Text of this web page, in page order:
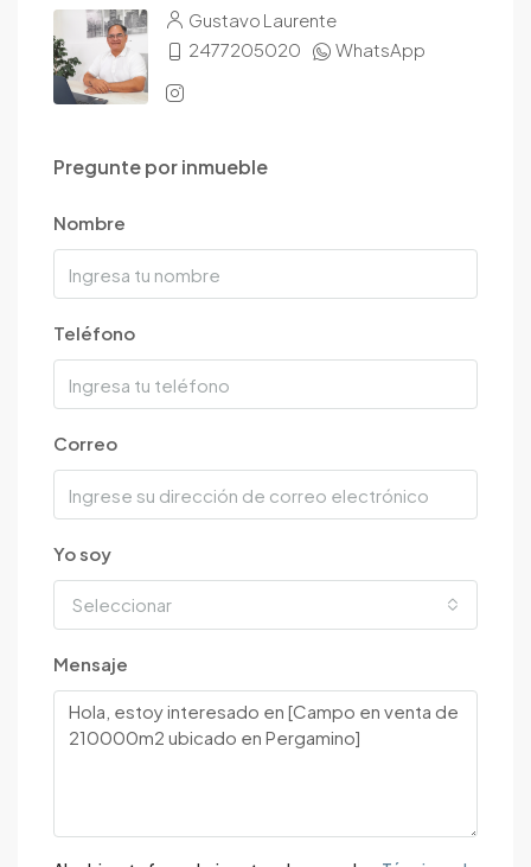
Gustavo Laurente
2477205020
WhatsApp
Pregunte por inmueble
Nombre
Teléfono
Correo
Yo soy
Seleccionar
Mensaje